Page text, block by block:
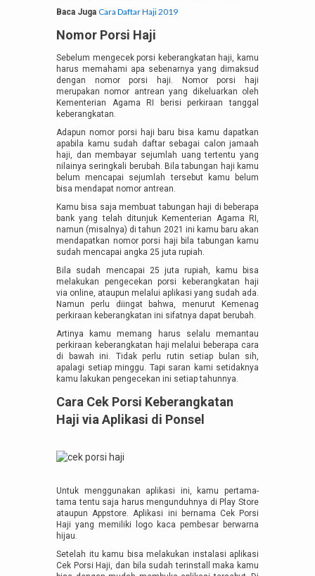
Baca Juga Cara Daftar Haji 2019
Nomor Porsi Haji
Sebelum mengecek porsi keberangkatan haji, kamu
harus memahami apa sebenarnya yang dimaksud
dengan nomor porsi haji. Nomor porsi haji
merupakan nomor antrean yang dikeluarkan oleh
Kementerian Agama RI berisi perkiraan tanggal
keberangkatan.
Adapun nomor porsi haji baru bisa kamu dapatkan
apabila kamu sudah daftar sebagai calon jamaah
haji, dan membayar sejumlah uang tertentu yang
nilainya seringkali berubah. Bila tabungan haji kamu
belum mencapai sejumlah tersebut kamu belum
bisa mendapat nomor antrean.
Kamu bisa saja membuat tabungan haji di beberapa
bank yang telah ditunjuk Kementerian Agama RI,
namun (misalnya) di tahun 2021 ini kamu baru akan
mendapatkan nomor porsi haji bila tabungan kamu
sudah mencapai angka 25 juta rupiah.
Bila sudah mencapai 25 juta rupiah, kamu bisa
melakukan pengecekan porsi keberangkatan haji
via online, ataupun melalui aplikasi yang sudah ada.
Namun perlu diingat bahwa, menurut Kemenag
perkiraan keberangkatan ini sifatnya dapat berubah.
Artinya kamu memang harus selalu memantau
perkiraan keberangkatan haji melalui beberapa cara
di bawah ini. Tidak perlu rutin setiap bulan sih,
apalagi setiap minggu. Tapi saran kami setidaknya
kamu lakukan pengecekan ini setiap tahunnya.
Cara Cek Porsi Keberangkatan
Haji via Aplikasi di Ponsel
Untuk menggunakan aplikasi ini, kamu pertama-
tama tentu saja harus mengunduhnya di Play Store
ataupun Appstore. Aplikasi ini bernama Cek Porsi
Haji yang memiliki logo kaca pembesar berwarna
hijau.
Setelah itu kamu bisa melakukan instalasi aplikasi
Cek Porsi Haji, dan bila sudah terinstall maka kamu